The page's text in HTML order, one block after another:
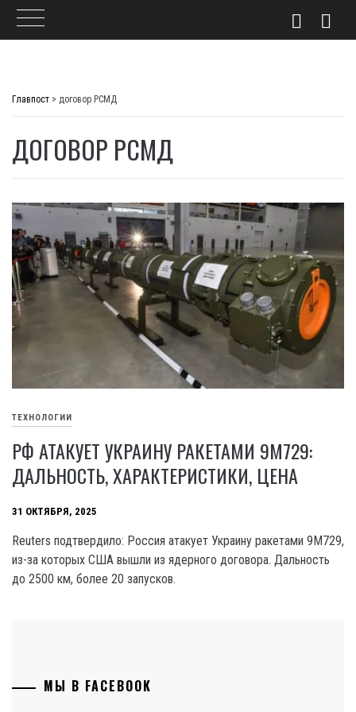
Главпост > договор РСМД
ДОГОВОР РСМД
ТЕХНОЛОГИИ
РФ АТАКУЕТ УКРАИНУ РАКЕТАМИ 9М729:
ДАЛЬНОСТЬ, ХАРАКТЕРИСТИКИ, ЦЕНА
31 ОКТЯБРЯ, 2025
Reuters подтвердило: Россия атакует Украину ракетами 9М729,
из-за которых США вышли из ядерного договора. Дальность
до 2500 км, более 20 запусков.
МЫ В FACEBOOK